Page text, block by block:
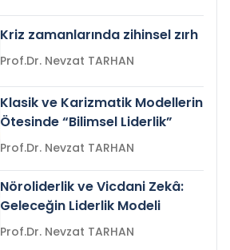
Kriz zamanlarında zihinsel zırh
Prof.Dr. Nevzat TARHAN
Klasik ve Karizmatik Modellerin
Ötesinde “Bilimsel Liderlik”
Prof.Dr. Nevzat TARHAN
Nöroliderlik ve Vicdani Zekâ:
Geleceğin Liderlik Modeli
Prof.Dr. Nevzat TARHAN